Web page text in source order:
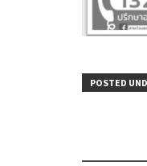
POSTED